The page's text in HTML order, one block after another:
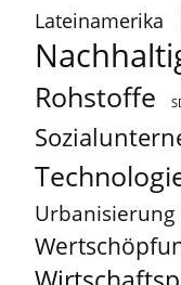
Lateinamerika
Rohstoffe
Urbanisierung